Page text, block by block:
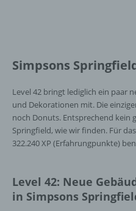
Simpsons
Level 42 bringt lediglich ein paar
und Dekorationen mit. Die
noch Donuts. Entsprechend kein
Springfield, wie wir finden. Für
322.240 XP (Erfahrungpunkte)
Level 42: Neue
in Simpsons